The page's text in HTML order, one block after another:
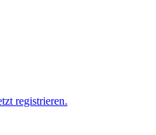
registrieren.